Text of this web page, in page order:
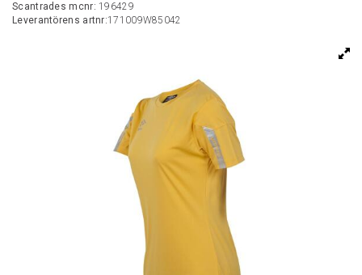
Scantrades mcnr:196429
Leverantörens artnr:171009W85042